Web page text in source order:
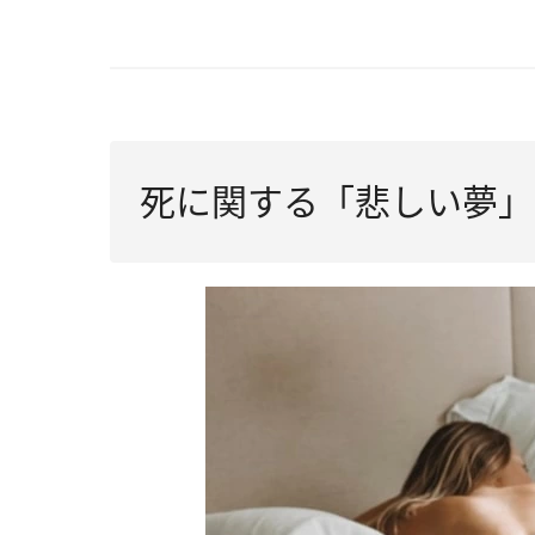
死に関する「悲しい夢